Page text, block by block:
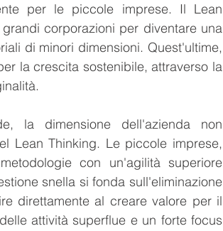
per le piccole imprese. Il Lean
corporazioni per diventare una
di minori dimensioni. Quest'ultime,
la crescita sostenibile, attraverso la
la dimensione dell'azienda non
Lean Thinking. Le piccole imprese,
con un'agilità superiore
snella si fonda sull'eliminazione
direttamente al creare valore per il
attività superflue e un forte focus